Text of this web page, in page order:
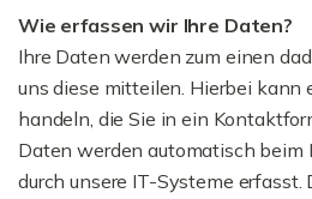
Wie erfassen wir Ihre Daten?
Ihre Daten werden zum einen
uns diese mitteilen. Hierbei kann
handeln, die Sie in ein
Daten werden automatisch beim
durch unsere IT-Systeme erfasst.